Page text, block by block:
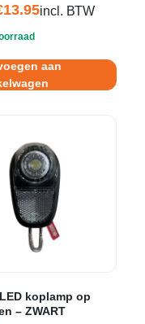
13.95incl. BTW
aan
koplamp op
– ZWART